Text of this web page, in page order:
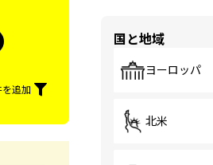
追加
国と地域
ヨーロッパ
北米